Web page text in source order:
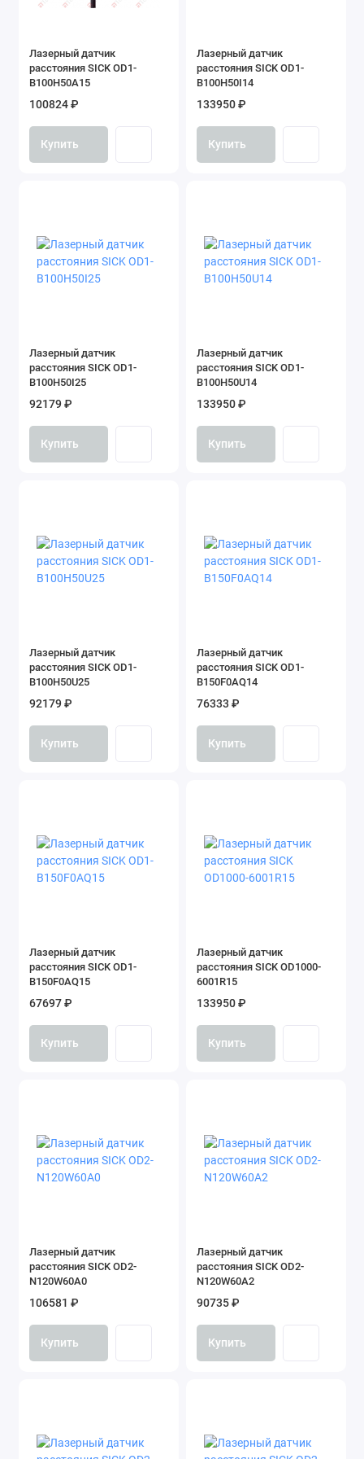
Лазерный датчик
расстояния SICK OD1-
B100H50A15
100824 ₽
Купить
Лазерный датчик
расстояния SICK OD1-
B100H50I14
133950 ₽
Купить
Лазерный датчик
расстояния SICK OD1-
B100H50I25
92179 ₽
Купить
Лазерный датчик
расстояния SICK OD1-
B100H50U14
133950 ₽
Купить
Лазерный датчик
расстояния SICK OD1-
B100H50U25
92179 ₽
Купить
Лазерный датчик
расстояния SICK OD1-
B150F0AQ14
76333 ₽
Купить
Лазерный датчик
расстояния SICK OD1-
B150F0AQ15
67697 ₽
Купить
Лазерный датчик
расстояния SICK OD1000-
6001R15
133950 ₽
Купить
Лазерный датчик
расстояния SICK OD2-
N120W60A0
106581 ₽
Купить
Лазерный датчик
расстояния SICK OD2-
N120W60A2
90735 ₽
Купить